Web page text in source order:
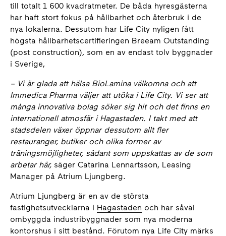
till totalt 1 600 kvadratmeter. De båda hyresgästerna
har haft stort fokus på hållbarhet och återbruk i de
nya lokalerna. Dessutom har Life City nyligen fått
högsta hållbarhetscertifieringen Breeam Outstanding
(post construction), som en av endast tolv byggnader
i Sverige,
– Vi är glada att hälsa BioLamina välkomna och att
Immedica Pharma väljer att utöka i Life City. Vi ser att
många innovativa bolag söker sig hit och det finns en
internationell atmosfär i Hagastaden. I takt med att
stadsdelen växer öppnar dessutom allt fler
restauranger, butiker och olika former av
träningsmöjligheter, sådant som uppskattas av de som
arbetar här, säger Catarina Lennartsson, Leasing
Manager på Atrium Ljungberg.
Atrium Ljungberg är en av de största
fastighetsutvecklarna i Hagastaden och har såväl
ombyggda industribyggnader som nya moderna
kontorshus i sitt bestånd. Förutom nya Life City märks